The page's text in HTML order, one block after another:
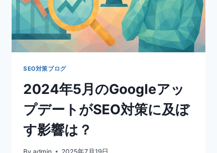
ー
ル
を
徹
底
説！
WORDPRESS、
WEBFLOW
の
び
方
SEO対策ブログ
2024年5月のGoogleアッ
プデートがSEO対策に及ぼ
す影響は？
By admin 2025年7月19日